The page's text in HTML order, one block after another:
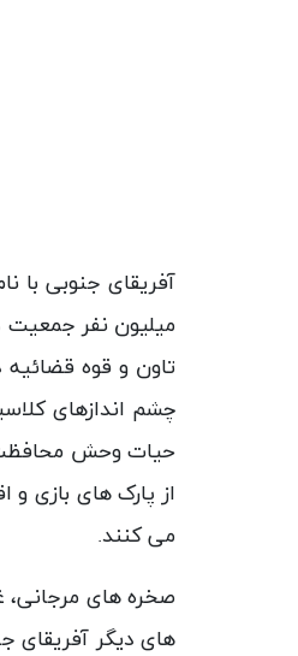
چشم اندازهای
حیات وحش
می کنند.
صخره های مرجانی،
های دیگر آفریقای